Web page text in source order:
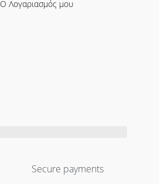
Ο Λογαριασμός μου
Secure payments